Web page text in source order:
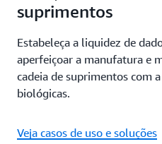
suprimentos
Estabeleça a liquidez de
aperfeiçoar a manufatura e
cadeia de suprimentos com
biológicas.
Veja casos de uso e soluções